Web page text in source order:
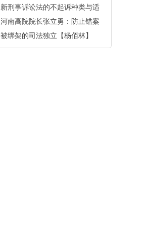
新刑事诉讼法的不起诉种类与适
河南高院院长张立勇：防止错案
被绑架的司法独立【杨佰林】